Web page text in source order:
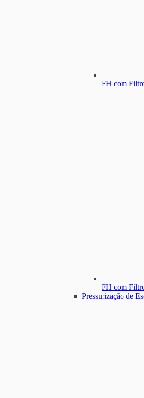
FH com
FH com
Pressurização de